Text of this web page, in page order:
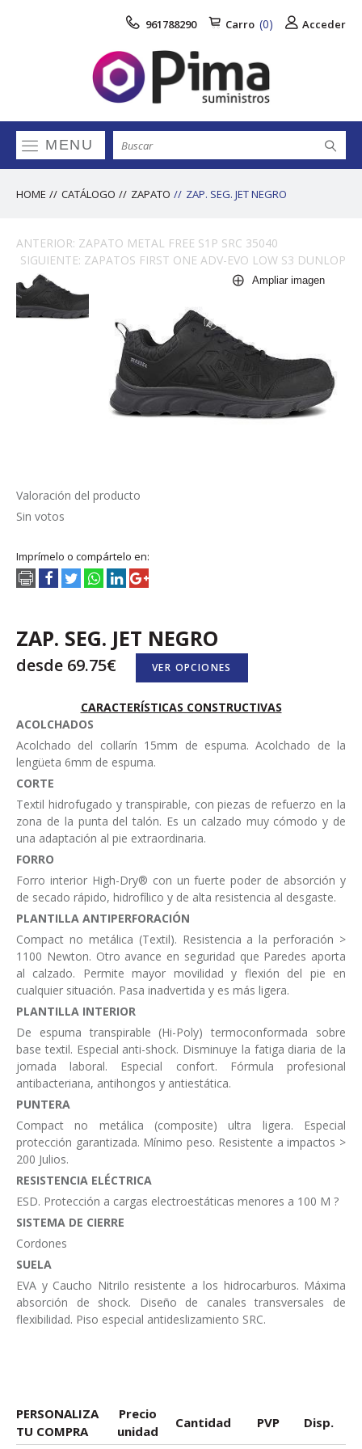
961788290 Carro (0) Acceder
MENU
HOME CATÁLOGO ZAPATO ZAP. SEG. JET NEGRO
ANTERIOR: ZAPATO METAL FREE S1P SRC 35040
SIGUIENTE: ZAPATOS FIRST ONE ADV-EVO LOW S3 DUNLOP
Valoración del producto
Sin votos
Imprímelo o compártelo en:
ZAP. SEG. JET NEGRO
desde 69.75€ VER OPCIONES
CARACTERÍSTICAS CONSTRUCTIVAS
ACOLCHADOS
Acolchado del collarín 15mm de espuma. Acolchado de la
lengüeta 6mm de espuma.
CORTE
Textil hidrofugado y transpirable, con piezas de refuerzo en la
zona de la punta del talón. Es un calzado muy cómodo y de
una adaptación al pie extraordinaria.
FORRO
Forro interior High-Dry® con un fuerte poder de absorción y
de secado rápido, hidrofílico y de alta resistencia al desgaste.
PLANTILLA ANTIPERFORACIÓN
Compact no metálica (Textil). Resistencia a la perforación >
1100 Newton. Otro avance en seguridad que Paredes aporta
al calzado. Permite mayor movilidad y flexión del pie en
cualquier situación. Pasa inadvertida y es más ligera.
PLANTILLA INTERIOR
De espuma transpirable (Hi-Poly) termoconformada sobre
base textil. Especial anti-shock. Disminuye la fatiga diaria de la
jornada laboral. Especial confort. Fórmula profesional
antibacteriana, antihongos y antiestática.
PUNTERA
Compact no metálica (composite) ultra ligera. Especial
protección garantizada. Mínimo peso. Resistente a impactos >
200 Julios.
RESISTENCIA ELÉCTRICA
ESD. Protección a cargas electroestáticas menores a 100 M ?
SISTEMA DE CIERRE
Cordones
SUELA
EVA y Caucho Nitrilo resistente a los hidrocarburos. Máxima
absorción de shock. Diseño de canales transversales de
flexibilidad. Piso especial antideslizamiento SRC.
PERSONALIZA
TU COMPRA
Precio
unidad
Cantidad PVP Disp.